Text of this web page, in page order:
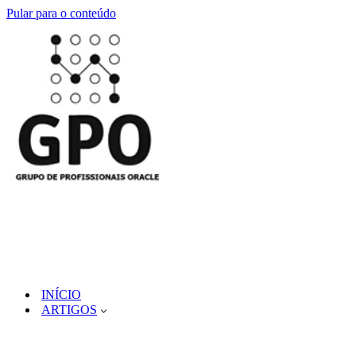
Pular para o conteúdo
INÍCIO
ARTIGOS